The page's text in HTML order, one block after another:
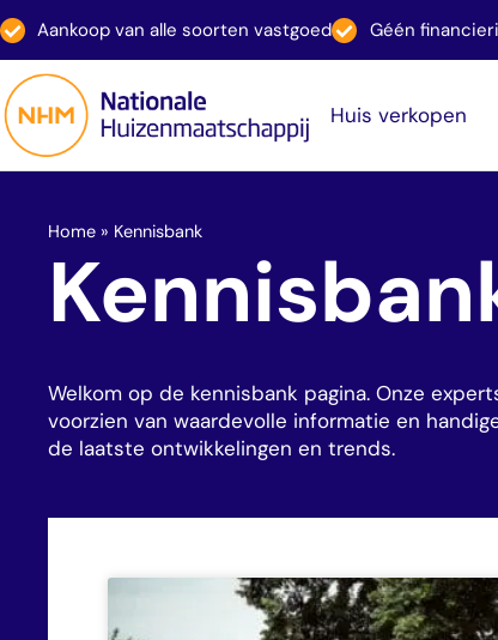
Aankoop van alle soorten vastgoed Géén
Huis verkopen
Home » Kennisbank
Welkom op de kennisbank pagina. Onze
voorzien van waardevolle informatie en
de laatste ontwikkelingen en trends.